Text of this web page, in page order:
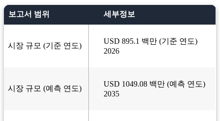
보고서 범위 세부정보
시장 규모 (기준 연도)
USD 895.1 백만 (기준 연도)
2026
시장 규모 (예측 연도)
USD 1049.08 백만 (예측 연도)
2035